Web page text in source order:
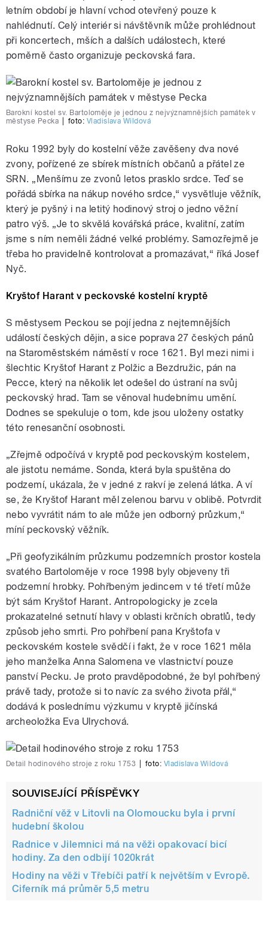
letním období je hlavní vchod otevřený pouze k
nahlédnutí. Celý interiér si návštěvník může prohlédnout
při koncertech, mších a dalších událostech, které
poměrně často organizuje peckovská fara.
Barokní kostel sv. Bartoloměje je jednou z nejvýznamnějších památek v
městyse Pecka
foto: Vladislava Wildová
Roku 1992 byly do kostelní věže zavěšeny dva nové
zvony, pořízené ze sbírek místních občanů a přátel ze
SRN. „Menšímu ze zvonů letos prasklo srdce. Teď se
pořádá sbírka na nákup nového srdce,“ vysvětluje věžník,
který je pyšný i na letitý hodinový stroj o jedno věžní
patro výš. „Je to skvělá kovářská práce, kvalitní, zatím
jsme s ním neměli žádné velké problémy. Samozřejmě je
třeba ho pravidelně kontrolovat a promazávat,“ říká Josef
Nyč.
Kryštof Harant v peckovské kostelní kryptě
S městysem Peckou se pojí jedna z nejtemnějších
událostí českých dějin, a sice poprava 27 českých pánů
na Staroměstském náměstí v roce 1621. Byl mezi nimi i
šlechtic Kryštof Harant z Polžic a Bezdružic, pán na
Pecce, který na několik let odešel do ústraní na svůj
peckovský hrad. Tam se věnoval hudebnímu umění.
Dodnes se spekuluje o tom, kde jsou uloženy ostatky
této renesanční osobnosti.
„Zřejmě odpočívá v kryptě pod peckovským kostelem,
ale jistotu nemáme. Sonda, která byla spuštěna do
podzemí, ukázala, že v jedné z rakví je zelená látka. A ví
se, že Kryštof Harant měl zelenou barvu v oblibě. Potvrdit
nebo vyvrátit nám to ale může jen odborný průzkum,“
míní peckovský věžník.
„Při geofyzikálním průzkumu podzemních prostor kostela
svatého Bartoloměje v roce 1998 byly objeveny tři
podzemní hrobky. Pohřbeným jedincem v té třetí může
být sám Kryštof Harant. Antropologicky je zcela
prokazatelné setnutí hlavy v oblasti krčních obratlů, tedy
způsob jeho smrti. Pro pohřbení pana Kryštofa v
peckovském kostele svědčí i fakt, že v roce 1621 měla
jeho manželka Anna Salomena ve vlastnictví pouze
panství Pecku. Je proto pravděpodobné, že byl pohřbený
právě tady, protože si to navíc za svého života přál,“
dodává k poslednímu výzkumu v kryptě jičínská
archeoložka Eva Ulrychová.
Detail hodinového stroje z roku 1753 foto: Vladislava Wildová
SOUVISEJÍCÍ PŘÍSPĚVKY
Radniční věž v Litovli na Olomoucku byla i první
hudební školou
Radnice v Jilemnici má na věži opakovací bicí
hodiny. Za den odbijí 1020krát
Hodiny na věži v Třebíči patří k největším v Evropě.
Ciferník má průměr 5,5 metru